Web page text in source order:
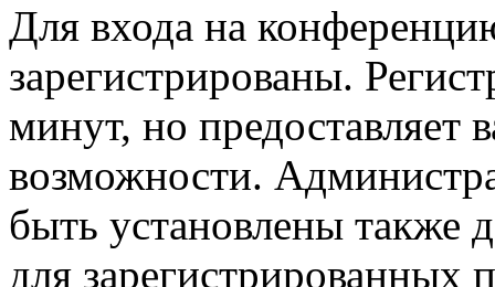
Для входа на
зарегистрированы.
минут, но предоставляет
возможности.
быть установлены также
для зарегистрированных